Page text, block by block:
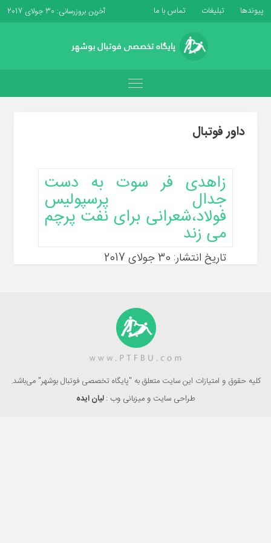
پیوندها تبلیغات تماس با ما آخرین بروزرسانی: 30 جولای 2017
داور فوتبال
زاهدی فر سوت به دست
جدال پرسپولیس
فولاد،شعرانی برای نفت پرچم
می زند
تاریخ انتشار: 30 جولای 2017
کلیه حقوق و امتیازات این سایت متعلق به "پایگاه تخصصی فوتبال بوشهر" می‌باشد.
طراحی سایت و میزبانی وب :لیان ایده